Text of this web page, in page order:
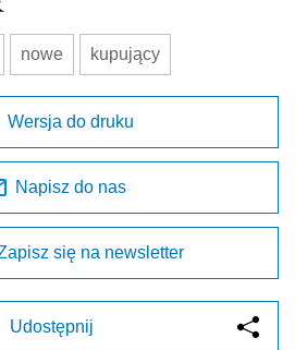
nowe kupujący
Wersja do druku
Napisz do nas
się na newsletter
Udostępnij